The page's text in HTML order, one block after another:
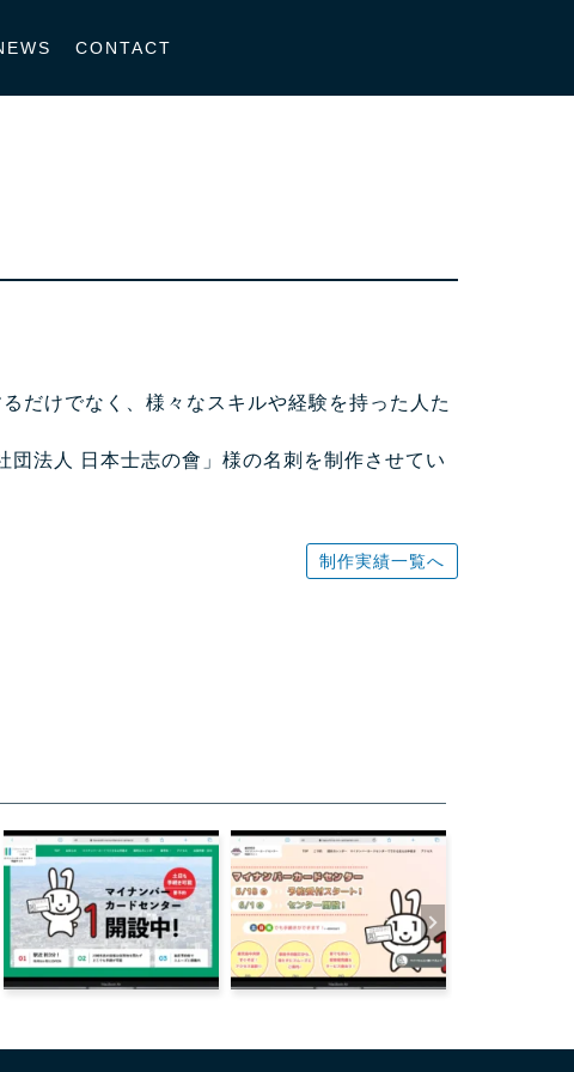
CONTACT
だけでなく、様々なスキルや経験を持った人た
団法人 日本士志の會」様の名刺を制作させてい
制作実績一覧へ